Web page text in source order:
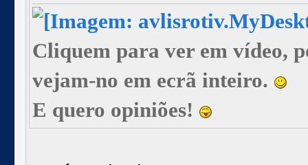
Cliquem para ver em vídeo,
vejam-no em ecrã inteiro.
E quero opiniões!